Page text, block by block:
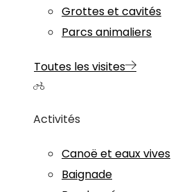
Grottes et cavités
Parcs animaliers
Toutes les visites
Activités
Canoë et eaux vives
Baignade